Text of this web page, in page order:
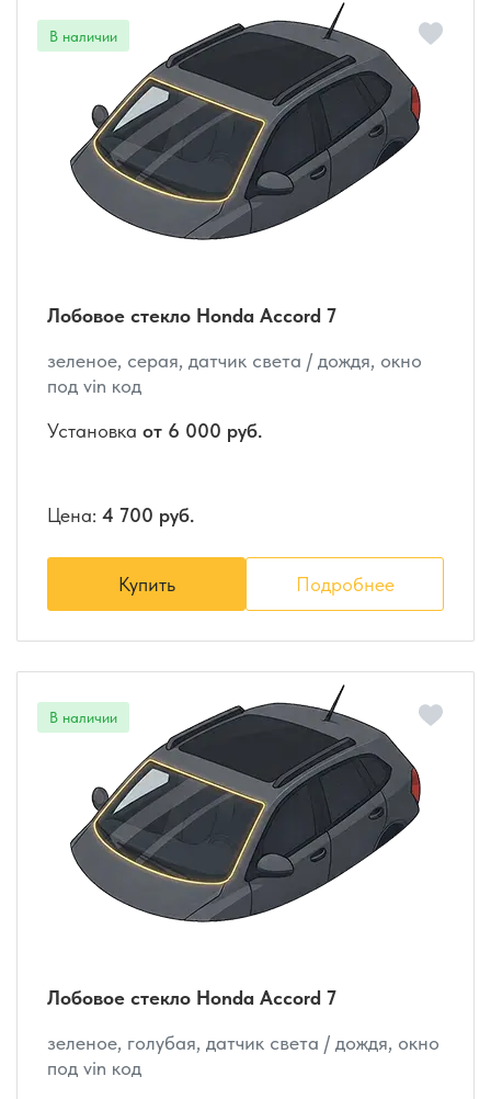
Лобовое стекло Honda Accord 7
зеленое, серая, датчик света / дождя, окно
под vin код
Установка от 6 000 руб.
Цена: 4 700 руб.
Купить Подробнее
Лобовое стекло Honda Accord 7
зеленое, голубая, датчик света / дождя, окно
под vin код